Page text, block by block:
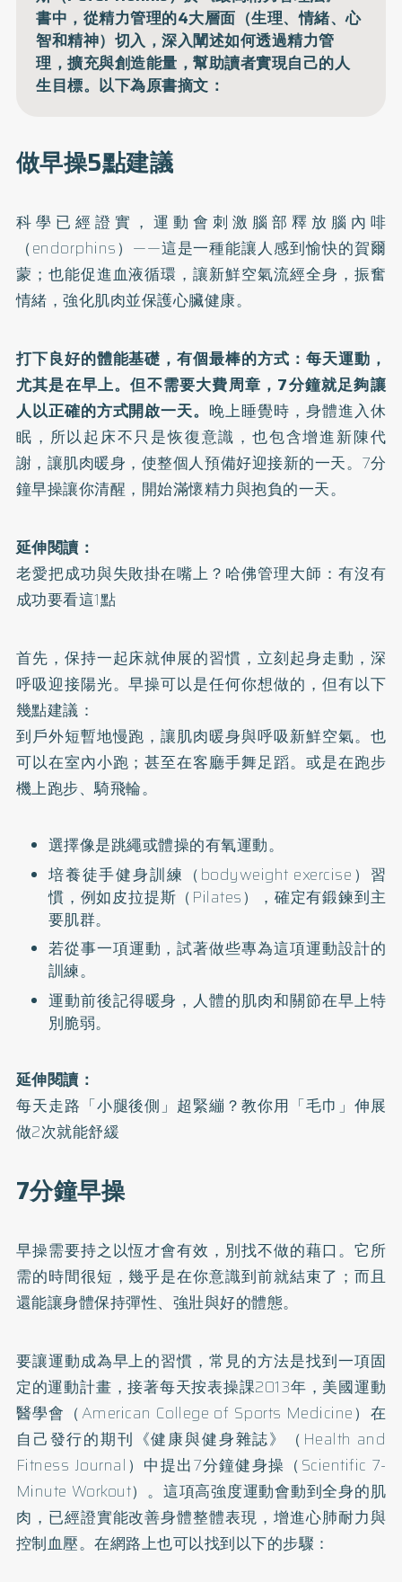
書中，從精力管理的4大層面（生理、情緒、心
智和精神）切入，深入闡述如何透過精力管
理，擴充與創造能量，幫助讀者實現自己的人
生目標。以下為原書摘文：
做早操5點建議
科學已經證實，運動會刺激腦部釋放腦內啡
（endorphins）——這是一種能讓人感到愉快的賀爾
蒙；也能促進血液循環，讓新鮮空氣流經全身，振奮
情緒，強化肌肉並保護心臟健康。
打下良好的體能基礎，有個最棒的方式：每天運動，
尤其是在早上。但不需要大費周章，7分鐘就足夠讓
人以正確的方式開啟一天。晚上睡覺時，身體進入休
眠，所以起床不只是恢復意識，也包含增進新陳代
謝，讓肌肉暖身，使整個人預備好迎接新的一天。7分
鐘早操讓你清醒，開始滿懷精力與抱負的一天。
延伸閱讀：
老愛把成功與失敗掛在嘴上？哈佛管理大師：有沒有
成功要看這1點
首先，保持一起床就伸展的習慣，立刻起身走動，深
呼吸迎接陽光。早操可以是任何你想做的，但有以下
幾點建議：
到戶外短暫地慢跑，讓肌肉暖身與呼吸新鮮空氣。也
可以在室內小跑；甚至在客廳手舞足蹈。或是在跑步
機上跑步、騎飛輪。
選擇像是跳繩或體操的有氧運動。
培養徒手健身訓練（bodyweight exercise）習
慣，例如皮拉提斯（Pilates），確定有鍛鍊到主
要肌群。
若從事一項運動，試著做些專為這項運動設計的
訓練。
運動前後記得暖身，人體的肌肉和關節在早上特
別脆弱。
延伸閱讀：
每天走路「小腿後側」超緊繃？教你用「毛巾」伸展
做2次就能舒緩
7分鐘早操
早操需要持之以恆才會有效，別找不做的藉口。它所
需的時間很短，幾乎是在你意識到前就結束了；而且
還能讓身體保持彈性、強壯與好的體態。
要讓運動成為早上的習慣，常見的方法是找到一項固
定的運動計畫，接著每天按表操課2013年，美國運動
醫學會（American College of Sports Medicine）在
自己發行的期刊《健康與健身雜誌》（Health and
Fitness Journal）中提出7分鐘健身操（Scientific 7-
Minute Workout）。這項高強度運動會動到全身的肌
肉，已經證實能改善身體整體表現，增進心肺耐力與
控制血壓。在網路上也可以找到以下的步驟：